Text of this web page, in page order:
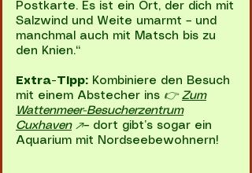
Postkarte. Es ist ein Ort, der dich mit
Salzwind und Weite umarmt – und
manchmal auch mit Matsch bis zu
den Knien.“
Extra-Tipp: Kombiniere den Besuch
mit einem Abstecher ins 👉 Zum
Wattenmeer-Besucherzentrum
Cuxhaven↗️– dort gibt’s sogar ein
Aquarium mit Nordseebewohnern!